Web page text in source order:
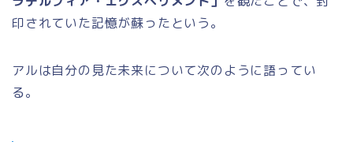
印されていた記憶が蘇ったという。
アルは自分の見た未来について次のように語ってい
る。